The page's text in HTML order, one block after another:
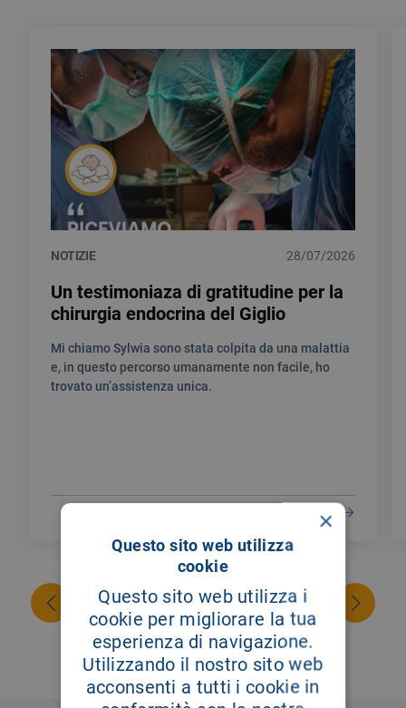
NOTIZIE 28/07/2026
Un testimoniaza di gratitudine per la
chirurgia endocrina del Giglio
Mi chiamo Sylwia sono stata colpita da una malattia
e, in questo percorso umanamente non facile, ho
trovato un’assistenza unica.
LEGGI DI PIÙ
×
Questo sito web utilizza
cookie
Questo sito web utilizza i
cookie per migliorare la tua
esperienza di navigazione.
Utilizzando il nostro sito web
acconsenti a tutti i cookie in